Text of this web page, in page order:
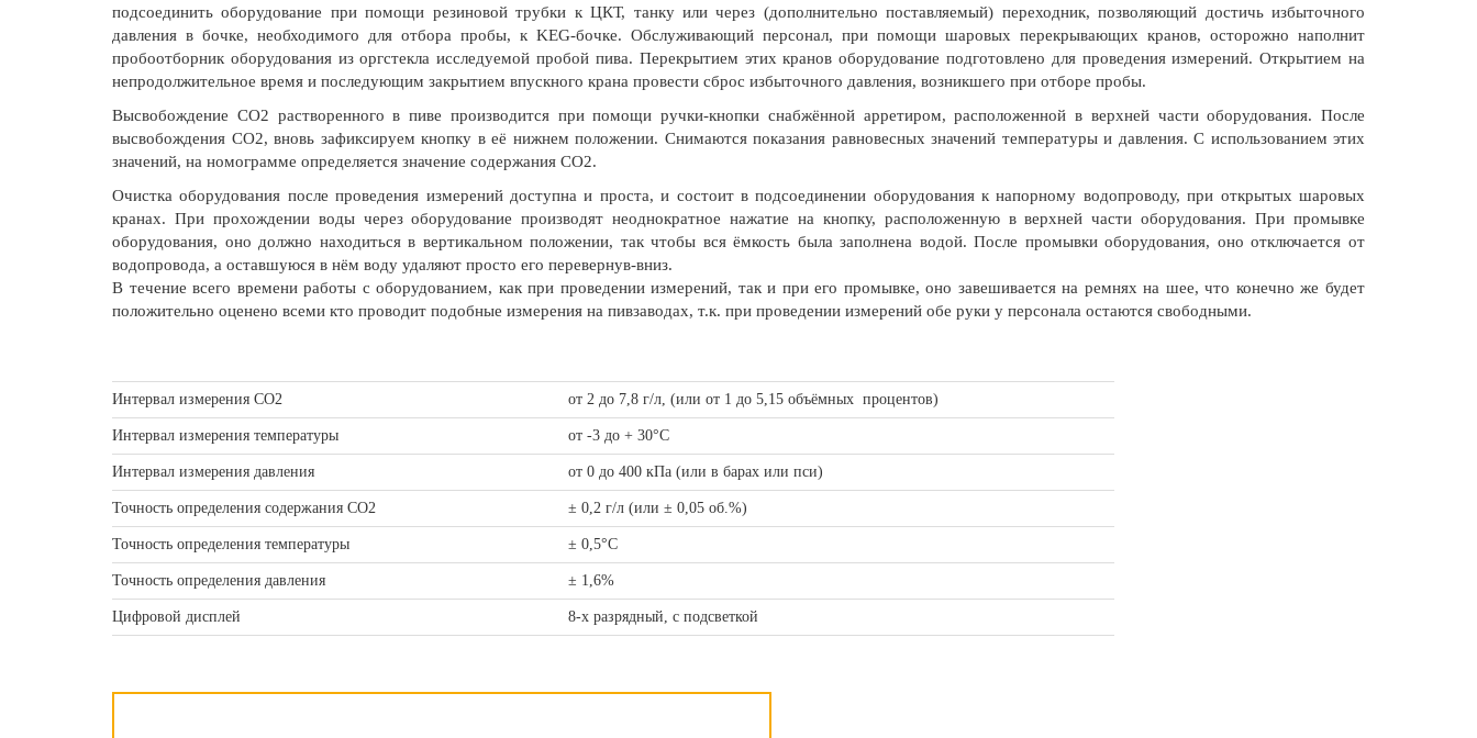
подсоединить оборудование при помощи резиновой трубки к ЦКТ, танку или через (дополнительно поставляемый) переходник, позволяющий достичь избыточного
давления в бочке, необходимого для отбора пробы, к KEG-бочке. Обслуживающий персонал, при помощи шаровых перекрывающих кранов, осторожно наполнит
пробоотборник оборудования из оргстекла исследуемой пробой пива. Перекрытием этих кранов оборудование подготовлено для проведения измерений. Открытием на
непродолжительное время и последующим закрытием впускного крана провести сброс избыточного давления, возникшего при отборе пробы.
Высвобождение СО2 растворенного в пиве производится при помощи ручки-кнопки снабжённой арретиром, расположенной в верхней части оборудования. После
высвобождения СО2, вновь зафиксируем кнопку в её нижнем положении. Снимаются показания равновесных значений температуры и давления. С использованием этих
значений, на номограмме определяется значение содержания СО2.
Очистка оборудования после проведения измерений доступна и проста, и состоит в подсоединении оборудования к напорному водопроводу, при открытых шаровых
кранах. При прохождении воды через оборудование производят неоднократное нажатие на кнопку, расположенную в верхней части оборудования. При промывке
оборудования, оно должно находиться в вертикальном положении, так чтобы вся ёмкость была заполнена водой. После промывки оборудования, оно отключается от
водопровода, а оставшуюся в нём воду удаляют просто его перевернув-вниз.
В течение всего времени работы с оборудованием, как при проведении измерений, так и при его промывке, оно завешивается на ремнях на шее, что конечно же будет
положительно оценено всеми кто проводит подобные измерения на пивзаводах, т.к. при проведении измерений обе руки у персонала остаются свободными.
Интервал измерения CO2 от 2 до 7,8 г/л, (или от 1 до 5,15 объёмных процентов)
Интервал измерения температуры от -3 до + 30°С
Интервал измерения давления от 0 до 400 кПа (или в барах или пси)
Точность определения содержания СО2 ± 0,2 г/л (или ± 0,05 об.%)
Точность определения температуры ± 0,5°С
Точность определения давления ± 1,6%
Цифровой дисплей 8-х разрядный, с подсветкой